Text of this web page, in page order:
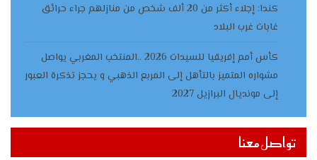
كندا: إجلاء أكثر من 20 ألف شخص من منازلهم جراء حرائق
غابات غرب البلاد
كأس أمم إفريقيا للسيدات 2026 ..المنتخب المغربي يواصل
مشواره المتميز بالتأهل إلى المربع الذهبي و يحجز تذكرة العبور
إلى مونديال البرازيل 2027
تواصل معنا